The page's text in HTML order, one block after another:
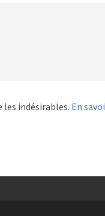
indésirables. En